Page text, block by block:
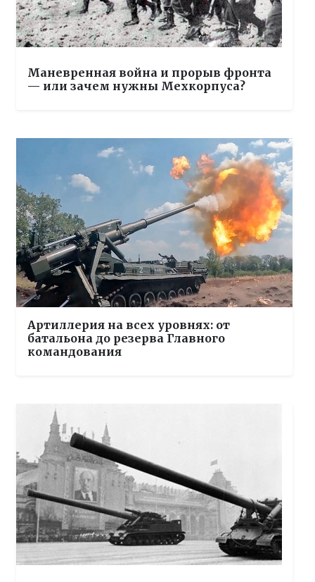
Маневренная война и прорыв фронта
— или зачем нужны Мехкорпуса?
Артиллерия на всех уровнях: от
батальона до резерва Главного
командования